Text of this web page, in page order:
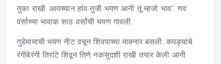
तुका राखी. आयच्यान हांव तुजी भयण आनी तूं म्हजो भाव”. णव
वर्साच्या भावाक साठ वर्सांची भयण गावली.
गुडेमामाची भयण नीट वचून शिंवपाच्या माक्नार बसली. कपड्यांचे
रंगीबेरंगी तिरांटे शिंवून तिणे नकसुदशी राखी तयार केली आनी